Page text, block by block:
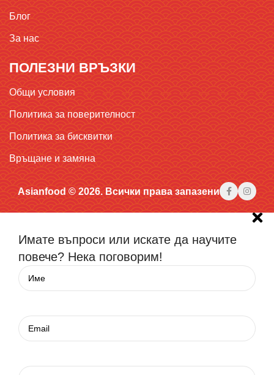
Блог
За нас
ПОЛЕЗНИ ВРЪЗКИ
Общи условия
Политика за поверителност
Политика за бисквитки
Връщане и замяна
Asianfood © 2026. Всички права запазени
Имате въпроси или искате да научите
повече? Нека поговорим!